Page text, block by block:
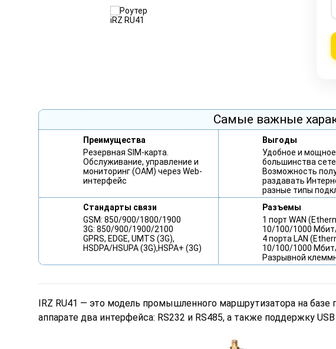
Самые важные
Преимущества
Резервная SIM-карта.
Обслуживание, управление и
мониторинг (OAM) через Web-
интерфейс
Выгоды
Удобное и
большинства
Возможность
раздавать
разные типы
Стандарты связи
GSM: 850/900/1800/1900
3G: 850/900/1900/2100
GPRS, EDGE, UMTS (3G),
HSDPA/HSUPA (3G),HSPA+ (3G)
Разъемы
1 порт WAN
10/100/1000
4 порта LAN
10/100/1000
Разрывной
IRZ RU41 — это модель промышленного маршрутизатора на базе
аппарате два интерфейса: RS232 и RS485, а также поддержку USB